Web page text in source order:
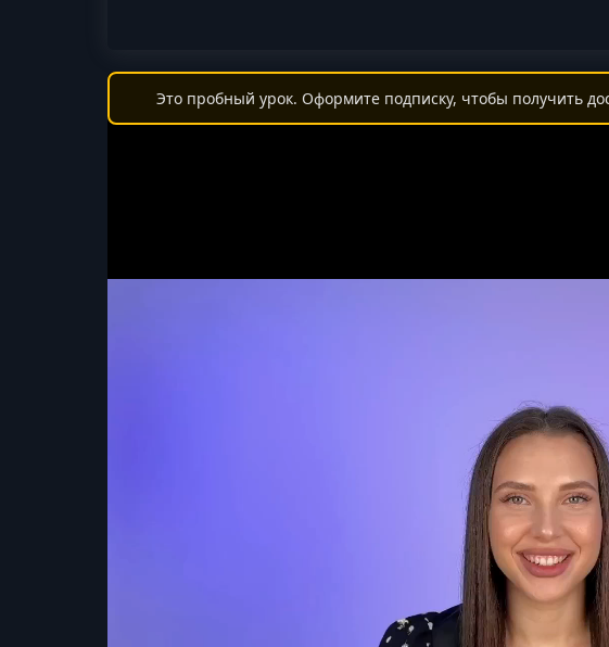
Это пробный урок. Оформите подписку, чтобы получить